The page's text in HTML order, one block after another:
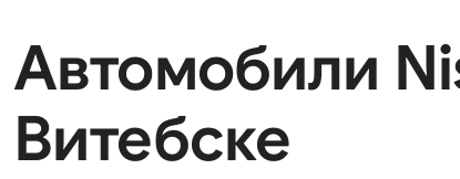
Автомобили
Витебске